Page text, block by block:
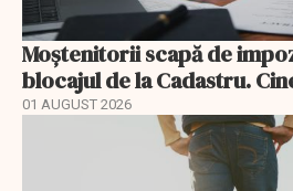
Moștenitorii scapă de
blocajul de la Cadastru.
01 AUGUST 2026